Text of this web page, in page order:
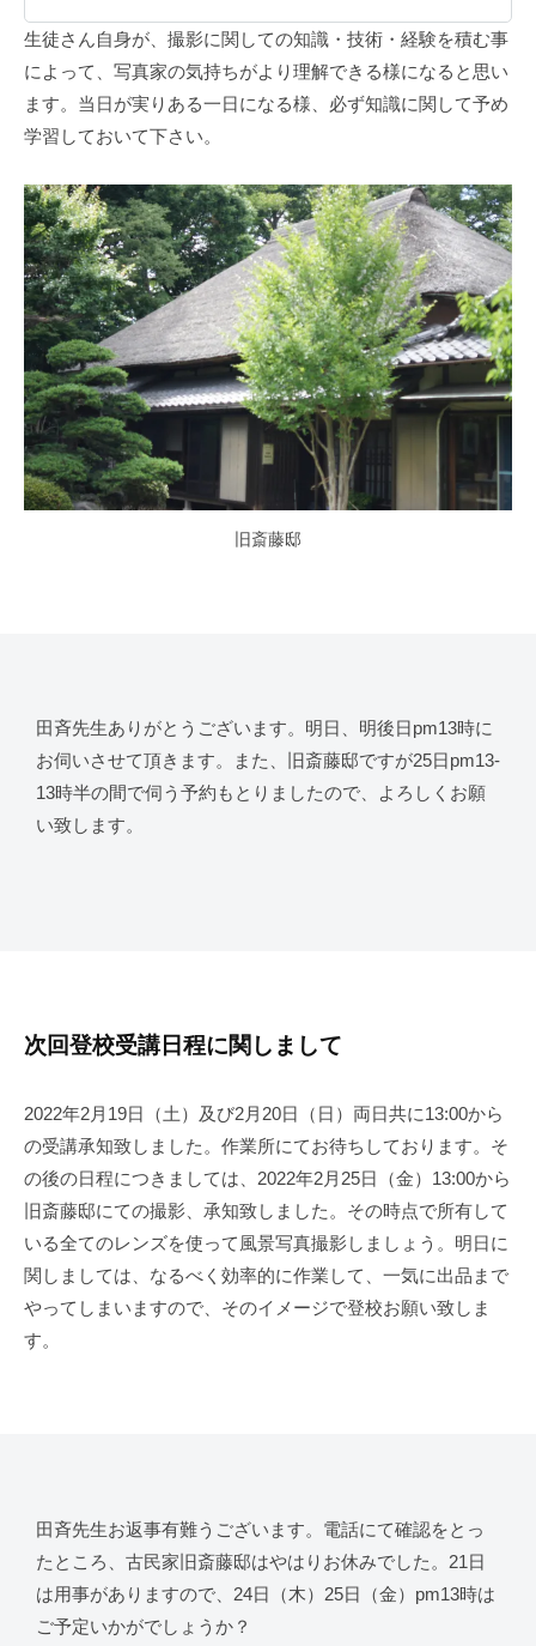
生徒さん自身が、撮影に関しての知識・技術・経験を積む事
によって、写真家の気持ちがより理解できる様になると思い
ます。当日が実りある一日になる様、必ず知識に関して予め
学習しておいて下さい。
旧斎藤邸
田斉先生ありがとうございます。明日、明後日pm13時に
お伺いさせて頂きます。また、旧斎藤邸ですが25日pm13-
13時半の間で伺う予約もとりましたので、よろしくお願
い致します。
次回登校受講日程に関しまして
2022年2月19日（土）及び2月20日（日）両日共に13:00から
の受講承知致しました。作業所にてお待ちしております。そ
の後の日程につきましては、2022年2月25日（金）13:00から
旧斎藤邸にての撮影、承知致しました。その時点で所有して
いる全てのレンズを使って風景写真撮影しましょう。明日に
関しましては、なるべく効率的に作業して、一気に出品まで
やってしまいますので、そのイメージで登校お願い致しま
す。
田斉先生お返事有難うございます。電話にて確認をとっ
たところ、古民家旧斎藤邸はやはりお休みでした。21日
は用事がありますので、24日（木）25日（金）pm13時は
ご予定いかがでしょうか？